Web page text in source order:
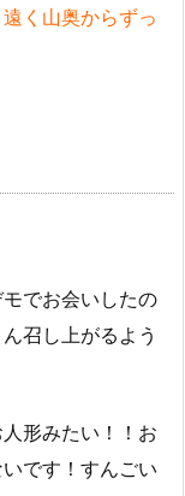
く山奥からずっ
でお会いしたの
召し上がるよう
形みたい！！お
です！すんごい